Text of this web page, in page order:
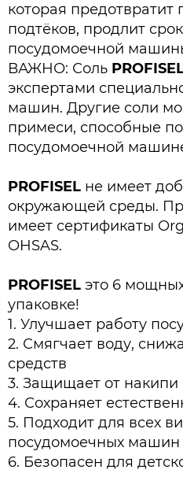
которая
подтёков, продлит
посудомоечной
ВАЖНО: Соль
экспертами
машин. Другие соли
примеси, способные
посудомоечной
PROFISEL не имеет
окружающей среды.
имеет сертификаты
OHSAS.
PROFISEL это 6
упаковке!
1. Улучшает работу
2. Смягчает воду,
средств
3. Защищает от накипи
4. Сохраняет
5. Подходит для всех
посудомоечных машин
6. Безопасен для